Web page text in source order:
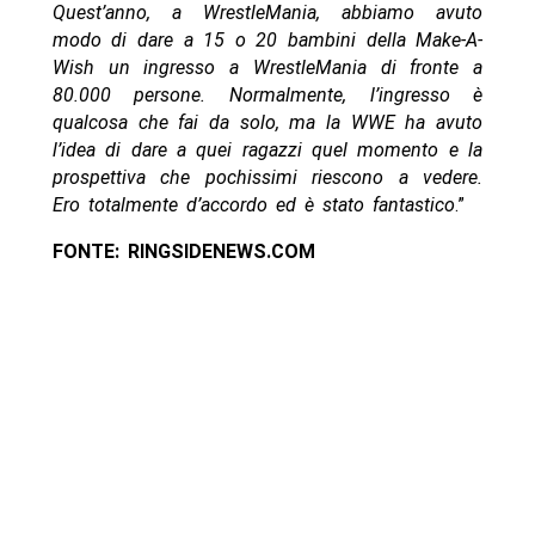
Quest’anno, a WrestleMania, abbiamo avuto
modo di dare a 15 o 20 bambini della Make-A-
Wish un ingresso a WrestleMania di fronte a
80.000 persone. Normalmente, l’ingresso è
qualcosa che fai da solo, ma la WWE ha avuto
l’idea di dare a quei ragazzi quel momento e la
prospettiva che pochissimi riescono a vedere.
Ero totalmente d’accordo ed è stato fantastico.”
FONTE: RINGSIDENEWS.COM